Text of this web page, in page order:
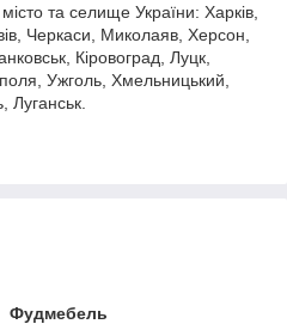
та селище України: Харків,
Черкаси, Миколаяв, Херсон,
Кіровоград, Луцк,
Ужголь, Хмельницький,
Луганськ.
Фудмебель